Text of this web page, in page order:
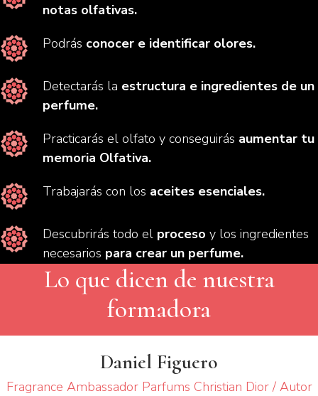
notas olfativas.
Podrás conocer e identificar olores.
Detectarás la estructura e ingredientes de un
perfume.
Practicarás el olfato y conseguirás aumentar tu
memoria Olfativa.
Trabajarás con los aceites esenciales.
Descubrirás todo el proceso y los ingredientes
necesarios para crear un perfume.
Lo que dicen de nuestra
formadora
Daniel Figuero
Fragrance Ambassador Parfums Christian Dior / Autor